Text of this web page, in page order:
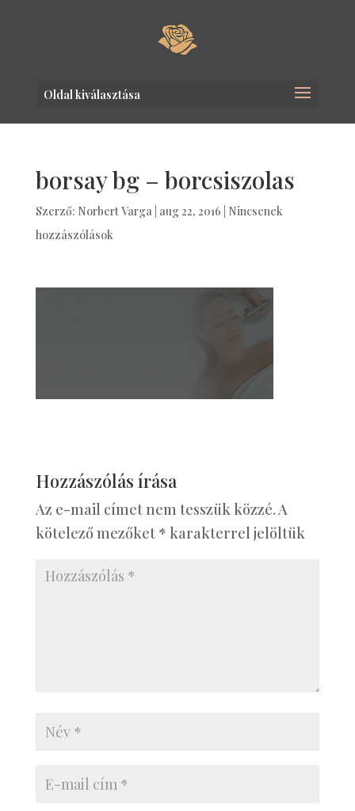
Oldal kiválasztása
borsay bg – borcsiszolas
Szerző: Norbert Varga| aug 22, 2016 Nincsenek
hozzászólások
Hozzászólás írása
Az e-mail címet nem tesszük közzé.A
kötelező mezőket * karakterrel jelöltük